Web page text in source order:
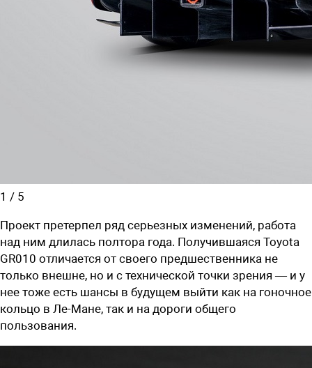
1 / 5
Проект претерпел ряд серьезных изменений, работа
над ним длилась полтора года. Получившаяся Toyota
GR010 отличается от своего предшественника не
только внешне, но и с технической точки зрения — и у
нее тоже есть шансы в будущем выйти как на гоночное
кольцо в Ле-Мане, так и на дороги общего
пользования.